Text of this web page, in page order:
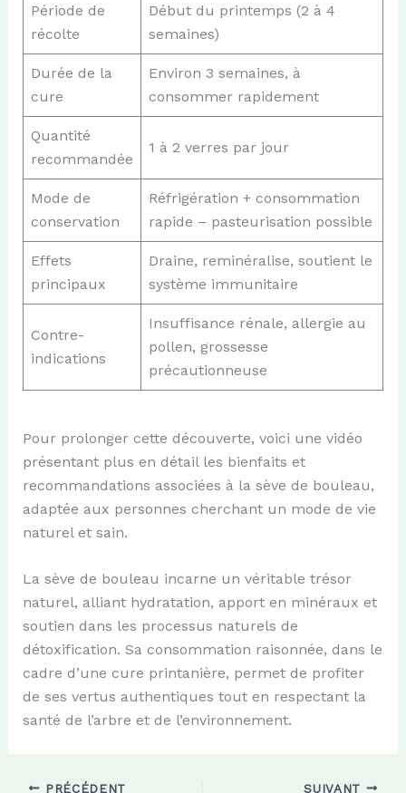
Période de
récolte
Début du printemps (2 à 4
semaines)
Durée de la
cure
Environ 3 semaines, à
consommer rapidement
Quantité
recommandée
1 à 2 verres par jour
Mode de
conservation
Réfrigération + consommation
rapide – pasteurisation possible
Effets
principaux
Draine, reminéralise, soutient le
système immunitaire
Contre-
indications
Insuffisance rénale, allergie au
pollen, grossesse
précautionneuse
Pour prolonger cette découverte, voici une vidéo
présentant plus en détail les bienfaits et
recommandations associées à la sève de bouleau,
adaptée aux personnes cherchant un mode de vie
naturel et sain.
La sève de bouleau incarne un véritable trésor
naturel, alliant hydratation, apport en minéraux et
soutien dans les processus naturels de
détoxification. Sa consommation raisonnée, dans le
cadre d’une cure printanière, permet de profiter
de ses vertus authentiques tout en respectant la
santé de l’arbre et de l’environnement.
PRÉCÉDENT SUIVANT